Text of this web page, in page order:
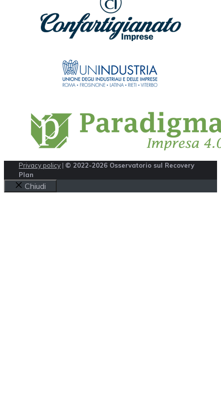
Privacy policy | © 2022-2026 Osservatorio sul Recovery
Plan
Chiudi